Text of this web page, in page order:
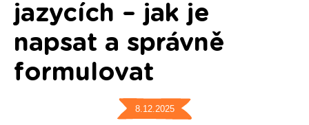
jazycích – jak je
napsat a správně
formulovat
8.12.2025